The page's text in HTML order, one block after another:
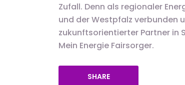
Zufall. Denn als regionaler
und der Westpfalz verbunden
zukunftsorientierter Partner in
Mein Energie Fairsorger.
SHARE